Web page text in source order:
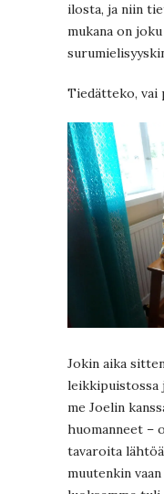
ilosta, ja niin
mukana on
Tiedätteko, vai
Jokin aika
leikkipuistossa
me Joelin
huomanneet –
tavaroita
muutenkin